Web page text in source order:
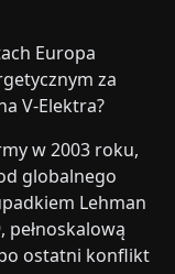
Europa
za
V-Elektra?
w 2003 roku,
globalnego
Lehman
pełnoskalową
ostatni konflikt